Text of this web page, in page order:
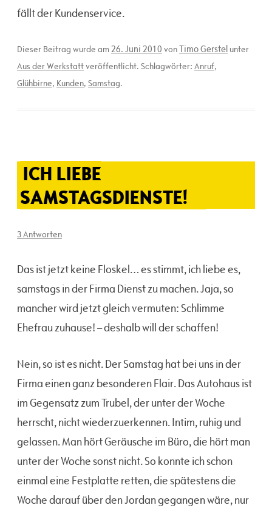
fällt der Kundenservice.
Dieser Beitrag wurde am 26. Juni 2010 vonTimo Gerstel unter
Aus der Werkstattveröffentlicht. Schlagwörter: Anruf,
Glühbirne, Kunden, Samstag.
ICH LIEBE
SAMSTAGSDIENSTE!
3 Antworten
Das ist jetzt keine Floskel… es stimmt, ich liebe es,
samstags in der Firma Dienst zu machen. Jaja, so
mancher wird jetzt gleich vermuten: Schlimme
Ehefrau zuhause! – deshalb will der schaffen!
Nein, so ist es nicht. Der Samstag hat bei uns in der
Firma einen ganz besonderen Flair. Das Autohaus ist
im Gegensatz zum Trubel, der unter der Woche
herrscht, nicht wiederzuerkennen. Intim, ruhig und
gelassen. Man hört Geräusche im Büro, die hört man
unter der Woche sonst nicht. So konnte ich schon
einmal eine Festplatte retten, die spätestens die
Woche darauf über den Jordan gegangen wäre, nur